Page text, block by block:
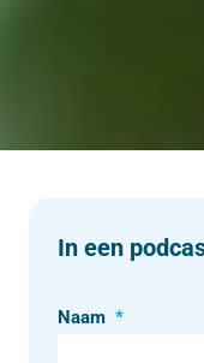
In een
Naam *